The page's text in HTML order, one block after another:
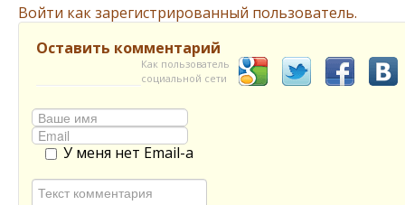
Войти как зарегистрированный пользователь.
Оставить комментарий
Как пользователь
социальной сети
У меня нет Email-а